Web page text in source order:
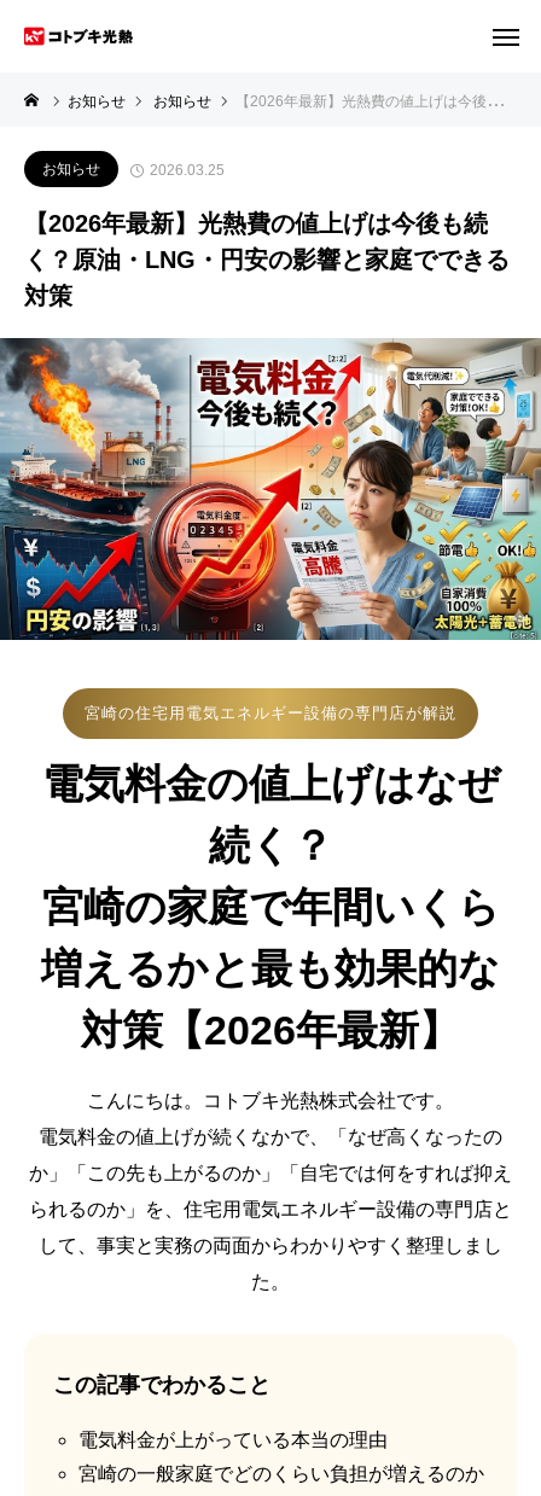
お知らせ お知らせ 【2026年最新】光熱費の値上げは今後も続く？原油・LNG・円安の影響と家庭でできる対策
お知らせ 2026.03.25
【2026年最新】光熱費の値上げは今後も続
く？原油・LNG・円安の影響と家庭でできる
対策
宮崎の住宅用電気エネルギー設備の専門店が解説
電気料金の値上げはなぜ
続く？
宮崎の家庭で年間いくら
増えるかと最も効果的な
対策【2026年最新】
こんにちは。コトブキ光熱株式会社です。
電気料金の値上げが続くなかで、「なぜ高くなったの
か」「この先も上がるのか」「自宅では何をすれば抑え
られるのか」を、住宅用電気エネルギー設備の専門店と
して、事実と実務の両面からわかりやすく整理しまし
た。
この記事でわかること
電気料金が上がっている本当の理由
宮崎の一般家庭でどのくらい負担が増えるのか